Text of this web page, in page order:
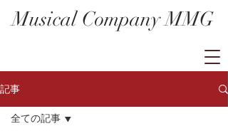
Musical Company MMG
記事
全ての記事